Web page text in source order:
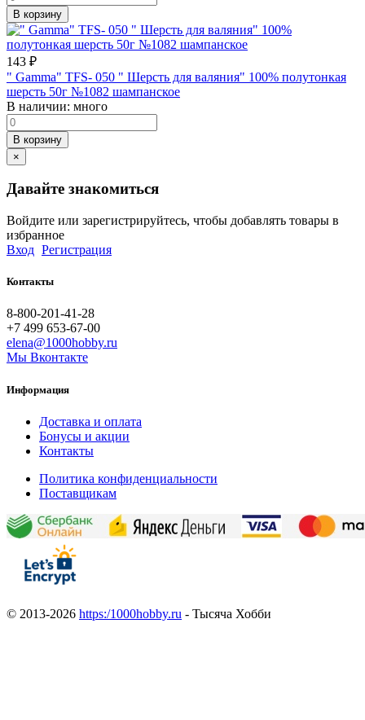
В корзину
143 ₽
" Gamma" TFS- 050 " Шерсть для валяния" 100% полутонкая
шерсть 50г №1082 шампанское
В наличии: много
В корзину
×
Давайте знакомиться
Войдите или зарегистрируйтесь, чтобы добавлять товары в
избранное
Вход Регистрация
Контакты
8-800-201-41-28
+7 499 653-67-00
elena@1000hobby.ru
Мы Вконтакте
Информация
Доставка и оплата
Бонусы и акции
Контакты
Политика конфиденциальности
Поставщикам
© 2013-2026 https:/1000hobby.ru - Тысяча Хобби